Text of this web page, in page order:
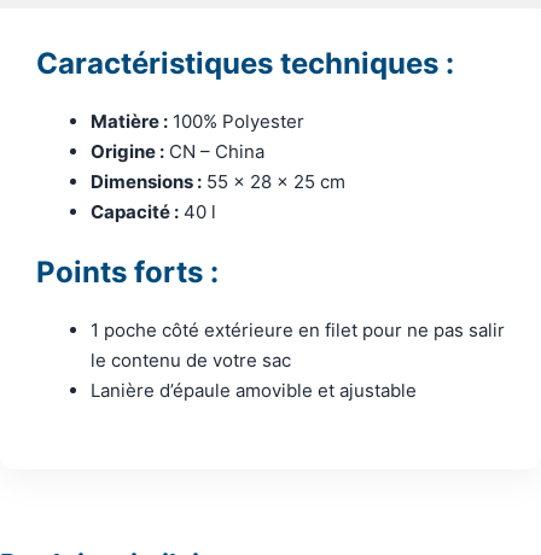
Caractéristiques techniques :
Matière : 100% Polyester
Origine : CN – China
Dimensions : 55 x 28 x 25 cm
Capacité : 40 l
Points forts :
1 poche côté extérieure en filet pour ne pas salir
le contenu de votre sac
Lanière d’épaule amovible et ajustable